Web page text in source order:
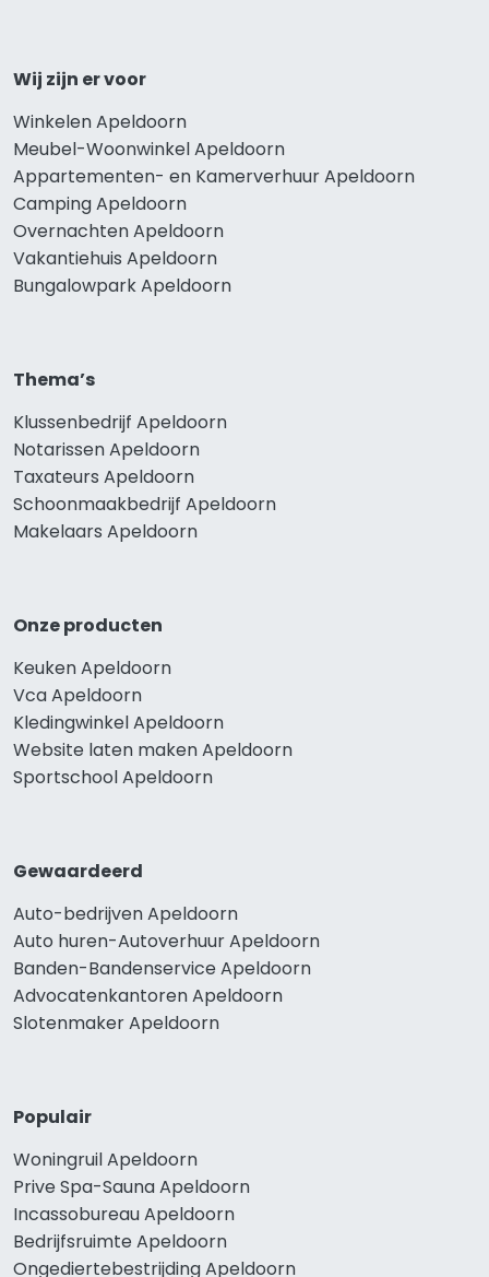
Wij zijn er voor
Winkelen Apeldoorn
Meubel-Woonwinkel Apeldoorn
Appartementen- en Kamerverhuur Apeldoorn
Camping Apeldoorn
Overnachten Apeldoorn
Vakantiehuis Apeldoorn
Bungalowpark Apeldoorn
Thema’s
Klussenbedrijf Apeldoorn
Notarissen Apeldoorn
Taxateurs Apeldoorn
Schoonmaakbedrijf Apeldoorn
Makelaars Apeldoorn
Onze producten
Keuken Apeldoorn
Vca Apeldoorn
Kledingwinkel Apeldoorn
Website laten maken Apeldoorn
Sportschool Apeldoorn
Gewaardeerd
Auto-bedrijven Apeldoorn
Auto huren-Autoverhuur Apeldoorn
Banden-Bandenservice Apeldoorn
Advocatenkantoren Apeldoorn
Slotenmaker Apeldoorn
Populair
Woningruil Apeldoorn
Prive Spa-Sauna Apeldoorn
Incassobureau Apeldoorn
Bedrijfsruimte Apeldoorn
Ongediertebestrijding Apeldoorn